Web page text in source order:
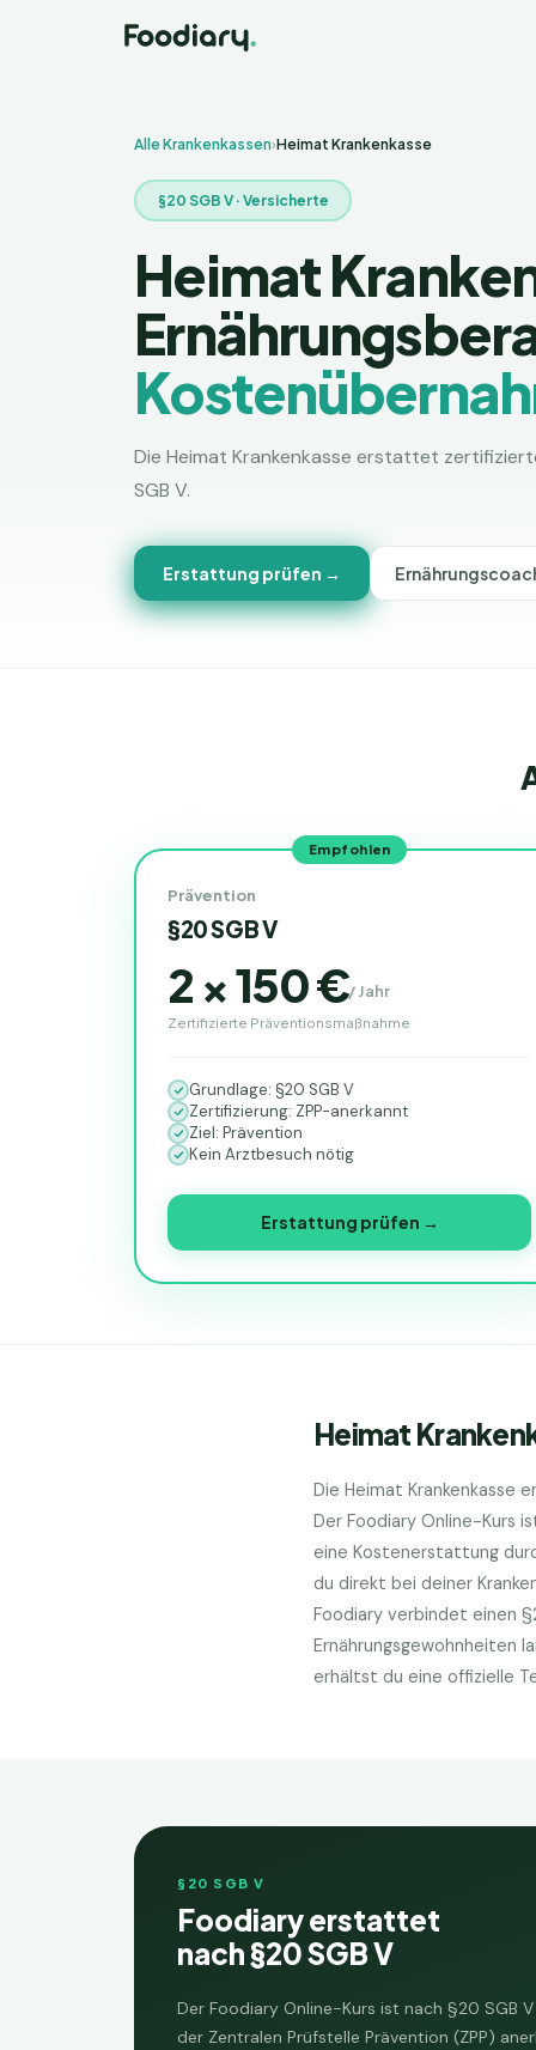
Alle Krankenkassen›Heimat Krankenkasse
§20 SGB V · Versicherte
Heimat
Die Heimat Krankenkasse erstattet
SGB V.
Erstattung prüfen →
Empfohlen
Prävention
§20 SGB V
2 × 150 €/Jahr
Zertifizierte Präventionsmaßnahme
Grundlage: §20 SGB V
Zertifizierung: ZPP-anerkannt
Ziel: Prävention
Kein Arztbesuch nötig
Erstattung prüfen →
Heimat
Die Heimat Krankenkasse
Der Foodiary Online-Kurs
eine Kostenerstattung
du direkt bei deiner
Foodiary verbindet einen
Ernährungsgewohnheiten
erhältst du eine offizielle
§20 SGB V
Foodiary erstattet
nach §20 SGB V
Der Foodiary Online-Kurs ist nach §20 SGB
der Zentralen Prüfstelle Prävention (ZPP)